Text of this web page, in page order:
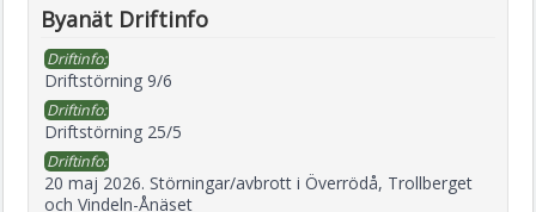
Byanät Driftinfo
Driftinfo:
Driftstörning 9/6
Driftinfo:
Driftstörning 25/5
Driftinfo:
20 maj 2026. Störningar/avbrott i Överrödå, Trollberget
och Vindeln-Ånäset